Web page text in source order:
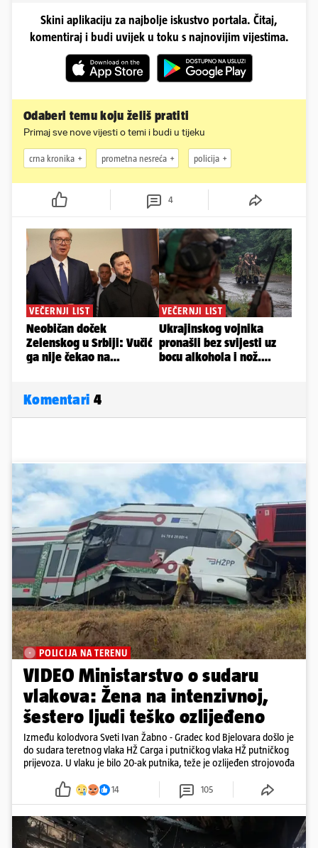
Skini aplikaciju za najbolje iskustvo portala. Čitaj,
komentiraj i budi uvijek u toku s najnovijim vijestima.
Odaberi temu koju želiš pratiti
Primaj sve nove vijesti o temi i budi u tijeku
crna kronika prometna nesreća policija
4
Komentari 4
POLICIJA NA TERENU
VIDEO Ministarstvo o sudaru
vlakova: Žena na intenzivnoj,
šestero ljudi teško ozlijeđeno
Između kolodvora Sveti Ivan Žabno - Gradec kod Bjelovara došlo je
do sudara teretnog vlaka HŽ Carga i putničkog vlaka HŽ putničkog
prijevoza. U vlaku je bilo 20-ak putnika, teže je ozlijeđen strojovođa
14 105